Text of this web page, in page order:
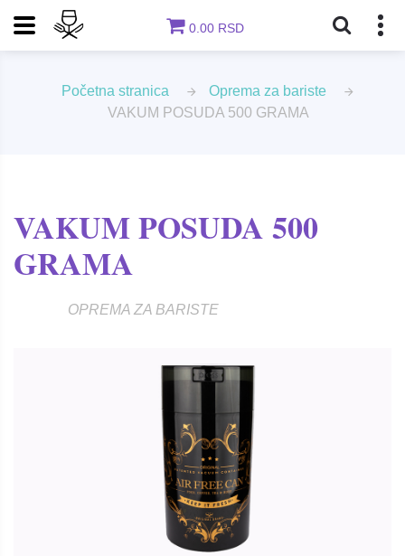
0.00 RSD
Početna stranica
Oprema za bariste
VAKUM POSUDA 500 GRAMA
VAKUM POSUDA 500
GRAMA
OPREMA ZA BARISTE